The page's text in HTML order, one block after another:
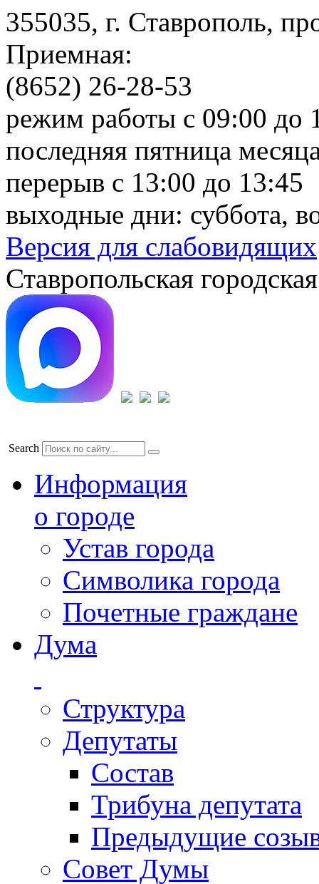
355035, г. Ставрополь,
Приемная:
(8652) 26-28-53
режим работы с 09:00 до
последняя пятница
перерыв с 13:00 до 13:45
выходные дни: суббота,
Версия для слабовидящих
Ставропольская
Search
Информация
о городе
Устав города
Символика города
Почетные граждане
Дума
Структура
Депутаты
Состав
Трибуна депутата
Предыдущие
Совет Думы